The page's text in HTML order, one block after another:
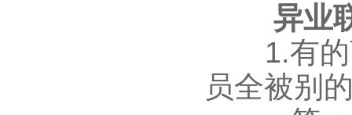
异业
1.有的
员全被别